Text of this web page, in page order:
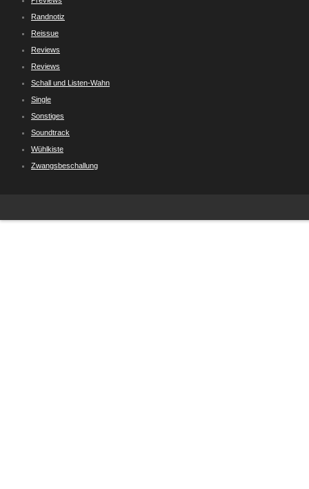
Randnotiz
Reissue
Reviews
Reviews
Schall und Listen-Wahn
Single
Sonstiges
Soundtrack
Wühlkiste
Zwangsbeschallung